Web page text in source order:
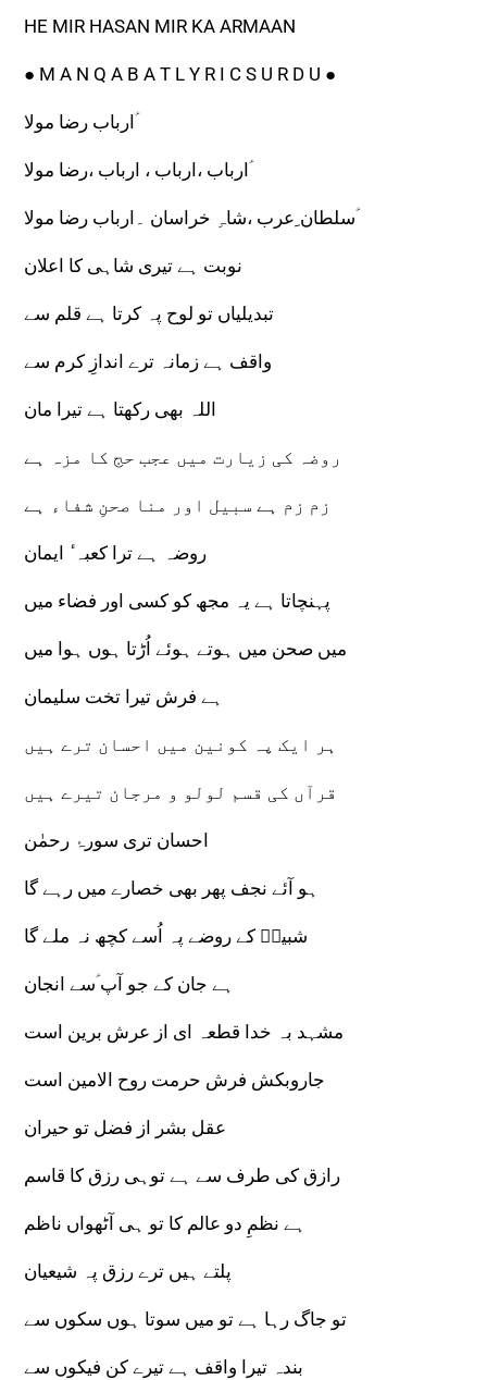
HE MIR HASAN MIR KA ARMAAN
● M A N Q A B A T L Y R I C S U R D U ●
ارباب رضا مولا ؑ
ارباب ،ارباب ، ارباب ،رضا مولا ؑ
سلطان ِعرب ،شاہِ خراسان ۔ارباب رضا مولا ؑ
نوبت ہے تیری شاہی کا اعلان
تبدیلیاں تو لوح پہ کرتا ہے قلم سے
واقف ہے زمانہ ترے اندازِ کرم سے
اللہ بھی رکھتا ہے تیرا مان
روضہ کی زیارت میں عجب حج کا مزہ ہے
زم زم ہے سبیل اور منا صحنِ شفاء ہے
روضہ ہے ترا کعبہ ٔ ایمان
پہنچاتا ہے یہ مجھ کو کسی اور فضاء میں
میں صحن میں ہوتے ہوئے اُڑتا ہوں ہوا میں
ہے فرش تیرا تخت سلیمان
ہر ایک پہ کونین میں احسان ترے ہیں
قرآں کی قسم لولو و مرجان تیرے ہیں
احسان تری سورۂ رحمٰن
ہو آئے نجف پھر بھی خصارے میں رہے گا
شبیرؑ کے روضے پہ اُسے کچھ نہ ملے گا
ہے جان کے جو آپ ؑسے انجان
مشہد بہ خدا قطعہ ای از عرش برین است
جاروبکش فرش حرمت روح الامین است
عقل بشر از فضل تو حیران
رازق کی طرف سے ہے توہی رزق کا قاسم
ہے نظمِ دو عالم کا تو ہی آٹھواں ناظم
پلتے ہیں ترے رزق پہ شیعیان
تو جاگ رہا ہے تو میں سوتا ہوں سکوں سے
بندہ تیرا واقف ہے تیرے کن فیکوں سے